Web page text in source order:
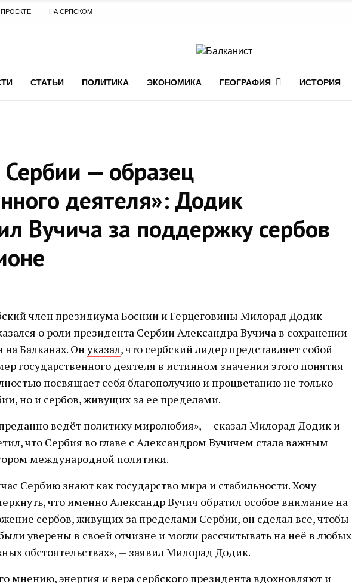
НА СРПСКОМ
СТАТЬИ ПОЛИТИКА ЭКОНОМИКА ГЕОГРАФИЯ ИСТОРИЯ
— образец
деятеля»: Додик
Вучича за поддержку сербов
член президиума Боснии и Герцеговины Милорад Додик
о роли президента Сербии Александра Вучича в сохранении
на Балканах. Онуказал, что сербский лидер представляет собой
государственного деятеля в истинном значении этого понятия
посвящает себя благополучию и процветанию не только
но и сербов, живущих за ее пределами.
ведёт политику миролюбия», — сказал Милорад Додик и
что Сербия во главе с Александром Вучичем стала важным
международной политики.
Сербию знают как государство мира и стабильности. Хочу
что именно Александр Вучич обратил особое внимание на
сербов, живущих за пределами Сербии, он сделал все, чтобы
уверены в своей отчизне и могли рассчитывать на неё в любых
обстоятельствах», — заявил Милорад Додик.
мнению, энергия и вера сербского президента вдохновляют и